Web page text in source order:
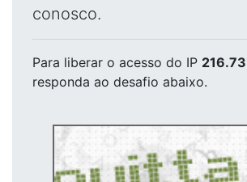
conosco.
Para liberar o acesso do IP
responda ao desafio abaixo.